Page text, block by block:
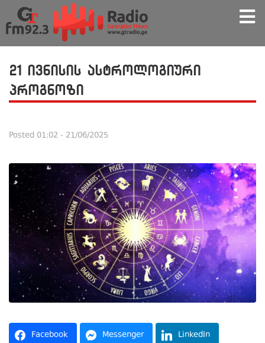
21 ივნისის ასტროლოგიური
პროგნოზი
Posted 01:02 - 21/06/2025
Facebook Messenger LinkedIn